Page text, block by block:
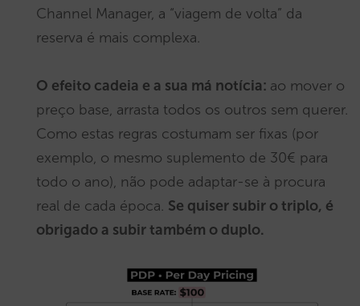
Channel Manager, a “viagem de volta” da
reserva é mais complexa.
O efeito cadeia e a sua má notícia: ao mover o
preço base, arrasta todos os outros sem querer.
Como estas regras costumam ser fixas (por
exemplo, o mesmo suplemento de 30€ para
todo o ano), não pode adaptar-se à procura
real de cada época. Se quiser subir o triplo, é
obrigado a subir também o duplo.